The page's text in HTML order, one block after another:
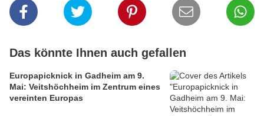
Das könnte Ihnen auch gefallen
Europapicknick in Gadheim am 9.
Mai: Veitshöchheim im Zentrum eines
vereinten Europas